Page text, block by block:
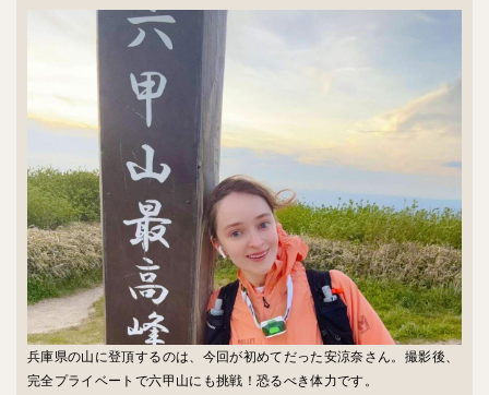
兵庫県の山に登頂するのは、今回が初めてだった安涼奈さん。撮影後、
完全プライベートで六甲山にも挑戦！恐るべき体力です。